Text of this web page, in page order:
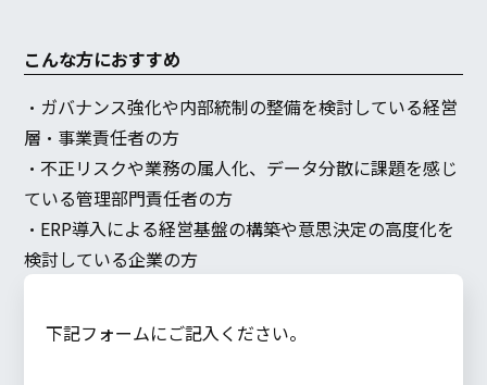
こんな方におすすめ
・ガバナンス強化や内部統制の整備を検討している経営
層・事業責任者の方
・不正リスクや業務の属人化、データ分散に課題を感じ
ている管理部門責任者の方
・ERP導入による経営基盤の構築や意思決定の高度化を
検討している企業の方
下記フォームにご記入ください。